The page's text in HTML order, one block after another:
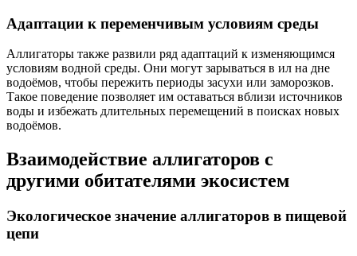
Адаптации к переменчивым условиям среды
Аллигаторы также развили ряд адаптаций к изменяющимся
условиям водной среды. Они могут зарываться в ил на дне
водоёмов, чтобы пережить периоды засухи или заморозков.
Такое поведение позволяет им оставаться вблизи источников
воды и избежать длительных перемещений в поисках новых
водоёмов.
Взаимодействие аллигаторов с
другими обитателями экосистем
Экологическое значение аллигаторов в пищевой
цепи